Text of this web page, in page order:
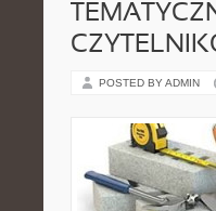
POSTED BY ADMIN